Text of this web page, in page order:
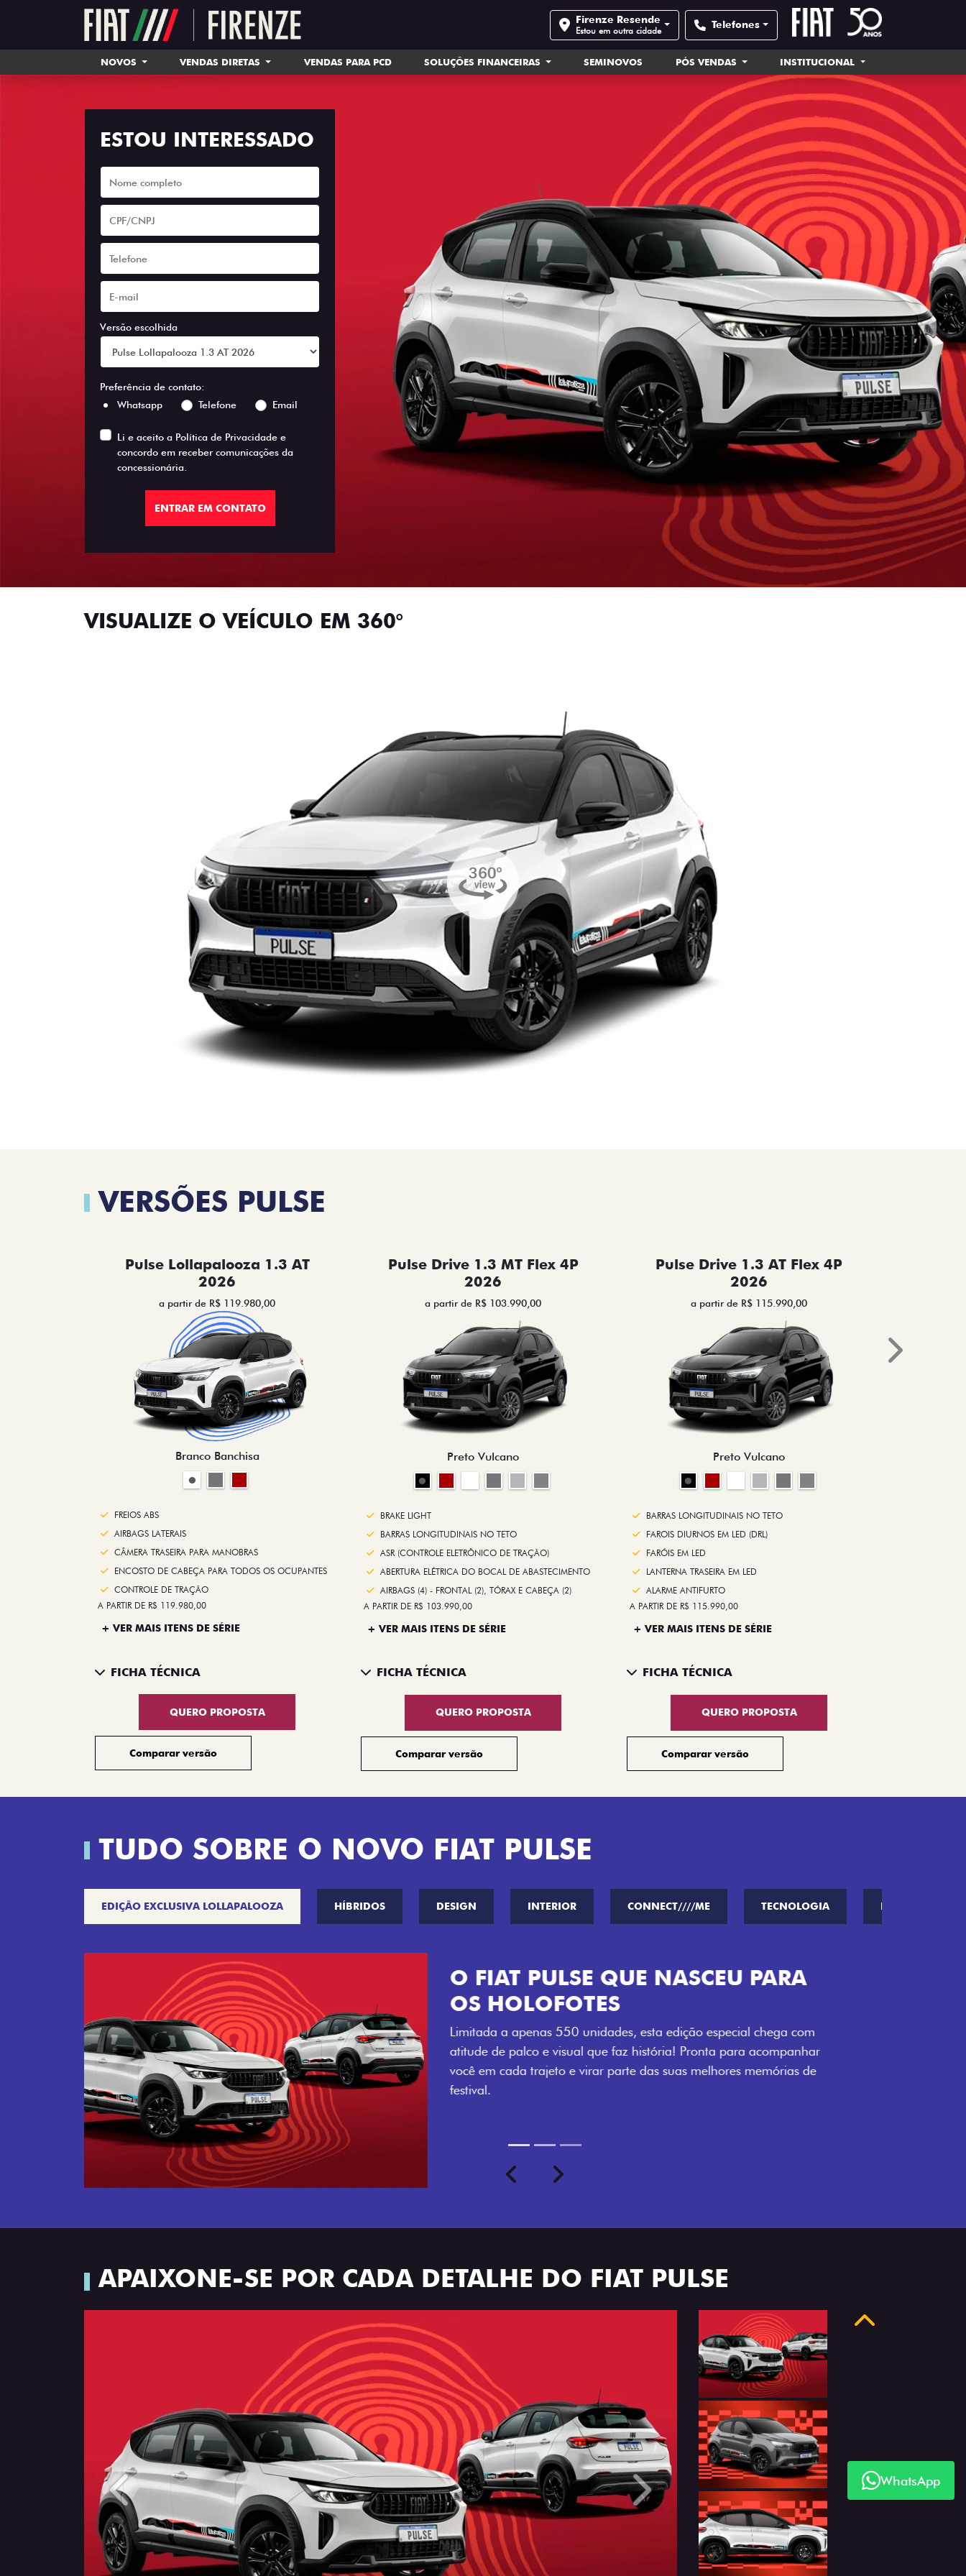
Firenze Resende
Estou em outra cidade Telefones
NOVOS VENDAS DIRETAS VENDAS PARA PCD SOLUÇÕES FINANCEIRAS SEMINOVOS PÓS VENDAS INSTITUCIONAL
ESTOU INTERESSADO
Versão escolhida
Preferência de contato:
Whatsapp
Telefone Email
Li e aceito a Política de Privacidade e
concordo em receber comunicações da
concessionária.
ENTRAR EM CONTATO
VISUALIZE O VEÍCULO EM 360°
VERSÕES PULSE
Pulse Lollapalooza 1.3 AT
2026
a partir de R$ 119.980,00
Branco Banchisa
FREIOS ABS
AIRBAGS LATERAIS
CÂMERA TRASEIRA PARA MANOBRAS
ENCOSTO DE CABEÇA PARA TODOS OS OCUPANTES
CONTROLE DE TRAÇÃO
A PARTIR DE R$ 119.980,00
+ VER MAIS ITENS DE SÉRIE
FICHA TÉCNICA
QUERO PROPOSTA
Comparar versão
Pulse Drive 1.3 MT Flex 4P
2026
a partir de R$ 103.990,00
Preto Vulcano
BRAKE LIGHT
BARRAS LONGITUDINAIS NO TETO
ASR (CONTROLE ELETRÔNICO DE TRAÇÃO)
ABERTURA ELÉTRICA DO BOCAL DE ABASTECIMENTO
AIRBAGS (4) - FRONTAL (2), TÓRAX E CABEÇA (2)
A PARTIR DE R$ 103.990,00
+ VER MAIS ITENS DE SÉRIE
FICHA TÉCNICA
QUERO PROPOSTA
Comparar versão
Pulse Drive 1.3 AT Flex 4P
2026
a partir de R$ 115.990,00
Preto Vulcano
BARRAS LONGITUDINAIS NO TETO
FAROIS DIURNOS EM LED (DRL)
FARÓIS EM LED
LANTERNA TRASEIRA EM LED
ALARME ANTIFURTO
A PARTIR DE R$ 115.990,00
+ VER MAIS ITENS DE SÉRIE
FICHA TÉCNICA
QUERO PROPOSTA
Comparar versão
Next
TUDO SOBRE O NOVO FIAT PULSE
EDIÇÃO EXCLUSIVA LOLLAPALOOZA HÍBRIDOS DESIGN INTERIOR CONNECT////ME TECNOLOGIA PERFORMANCE
VISUAL COM ENERGIA LOLLABR
Se liga no que compõe a identidade exclusiva do festival: série
numerada, adesivo lateral LollaBR e a soleira temática que reforçam
a exclusividade, enquanto os detalhes escurecidos, o teto bicolor e as
rodas de liga-leve aro 16” em preto brilhante completam o visual
com ainda mais estilo.
Próximo
Tecnologia que acompanha o seu ritmo
PreviousNext
APAIXONE-SE POR CADA DETALHE DO FIAT PULSE
Anterior Próximo
Anterior
WhatsApp